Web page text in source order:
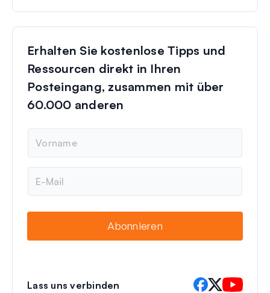
Erhalten Sie kostenlose Tipps und
Ressourcen direkt in Ihren
Posteingang, zusammen mit über
60.000 anderen
m
e
M
Abonnieren
Lass uns verbinden